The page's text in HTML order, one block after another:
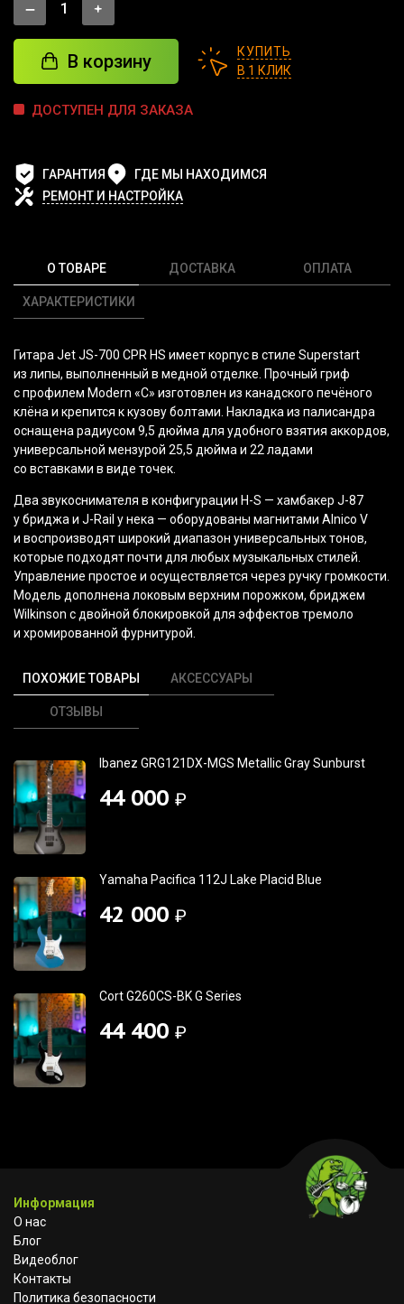
В корзину
КУПИТЬ
В 1 КЛИК
ДОСТУПЕН ДЛЯ ЗАКАЗА
ГАРАНТИЯ
ГДЕ МЫ НАХОДИМСЯ
РЕМОНТ И НАСТРОЙКА
О ТОВАРЕ
ХАРАКТЕРИСТИКИ
ДОСТАВКА ОПЛАТА
Гитара Jet JS-700 CPR HS имеет корпус в стиле Superstart
из липы, выполненный в медной отделке. Прочный гриф
с профилем Modern «С» изготовлен из канадского печёного
клёна и крепится к кузову болтами. Накладка из палисандра
оснащена радиусом 9,5 дюйма для удобного взятия аккордов,
универсальной мензурой 25,5 дюйма и 22 ладами
со вставками в виде точек.
Два звукоснимателя в конфигурации H-S — хамбакер J-87
у бриджа и J-Rail у нека — оборудованы магнитами Alnico V
и воспроизводят широкий диапазон универсальных тонов,
которые подходят почти для любых музыкальных стилей.
Управление простое и осуществляется через ручку громкости.
Модель дополнена локовым верхним порожком, бриджем
Wilkinson с двойной блокировкой для эффектов тремоло
и хромированной фурнитурой.
ПОХОЖИЕ ТОВАРЫ АКСЕССУАРЫ
ОТЗЫВЫ
Ibanez GRG121DX-MGS Metallic Gray Sunburst
44 000 ₽
Yamaha Pacifica 112J Lake Placid Blue
42 000 ₽
Cort G260CS-BK G Series
44 400 ₽
Информация
О нас
Блог
Видеоблог
Контакты
Политика безопасности